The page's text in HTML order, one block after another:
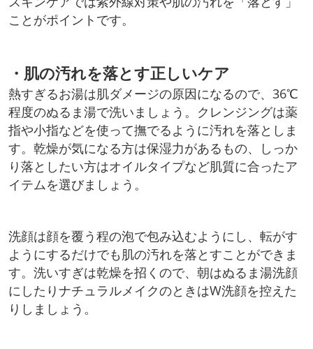
ことがポイントです。
・肌の汚れを落とす正しいケア
熱すぎるお湯は肌ダメージの原因になるので、36℃
程度のぬるま湯で洗いましょう。クレンジングは薬
指や小指などを使って撫でるように汚れを落としま
す。乾燥が気になる方は保湿力があるもの、しっか
り落としたい方はオイルタイプなど肌質に合ったア
イテムを選びましょう。
洗顔は顔を覆う程の泡で包み込むようにし、転がす
ようにするだけでも肌の汚れを落とすことができま
す。洗いすぎは乾燥を招くので、朝はぬるま湯洗顔
にしたりナチュラルメイクのときはW洗顔を控えた
りしましょう。